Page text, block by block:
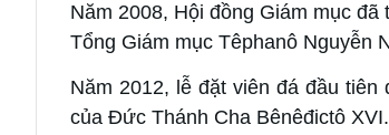
Năm 2008, Hội đồng Giám mục
Tổng Giám mục Têphanô Nguyễn
Năm 2012, lễ đặt viên đá đầu
của Đức Thánh Cha Bênêđictô XVI.